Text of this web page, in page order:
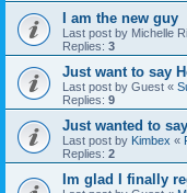
I am the new guy
Last post by Michelle
Replies: 3
Just want to say
Last post by Guest «
Replies: 9
Just wanted to
Last post by Kimbex «
Replies: 2
Im glad I finally